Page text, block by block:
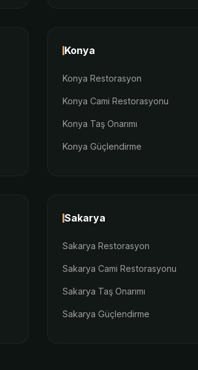
Konya
Konya Restorasyon
Konya Cami Restorasyonu
Konya Taş Onarımı
Konya Güçlendirme
Sakarya
Sakarya Restorasyon
Sakarya Cami Restorasyonu
Sakarya Taş Onarımı
Sakarya Güçlendirme